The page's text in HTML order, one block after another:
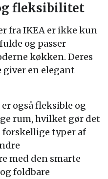
fleksibilitet
fra IKEA er ikke kun
og passer
køkken. Deres
giver en elegant
også fleksible og
rum, hvilket gør det
typer af
med den smarte
foldbare